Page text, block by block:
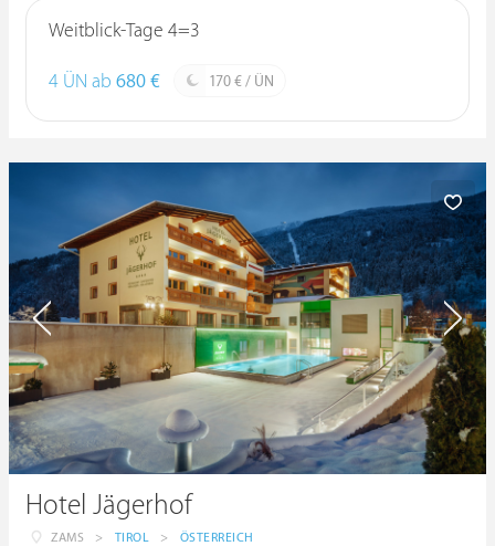
Weitblick-Tage 4=3
4 ÜN ab 680 € 170 € / ÜN
Hotel Jägerhof
ZAMS > TIROL > ÖSTERREICH